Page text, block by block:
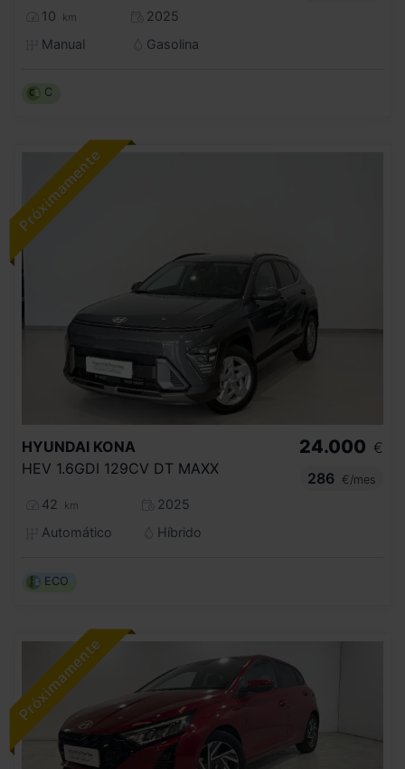
10 km
2025
Manual
Gasolina
C
HYUNDAI KONA
HEV 1.6GDI 129CV DT MAXX
42 km
2025
Automático
Híbrido
24.000 €
286
€/mes
ECO